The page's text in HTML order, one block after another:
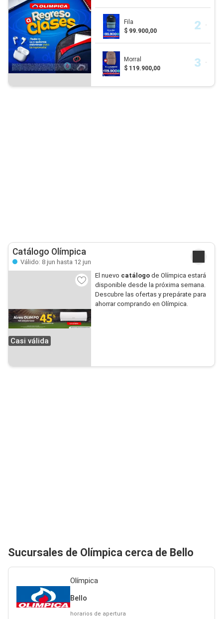
Fila
$ 99.900,00
Morral
$ 119.900,00
Catálogo Olímpica
Válido: 8 jun hasta 12 jun
Casi válida
El nuevo catálogode Olímpica estará
disponible desde la próxima semana.
Descubre las ofertas y prepárate para
ahorrar comprando en Olímpica.
Sucursales de Olímpica cerca de Bello
Olímpica
Bello
horarios de apertura